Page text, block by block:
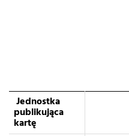
Jednostka
publikująca
kartę